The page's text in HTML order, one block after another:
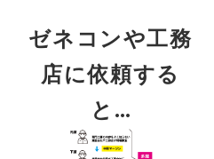
ゼネコンや工務
店に依頼する
と…